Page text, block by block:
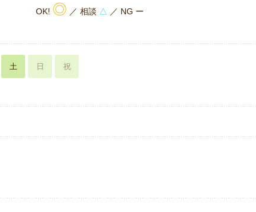
OK! ◎ ／ 相談 △ ／ NG ー
土 日 祝